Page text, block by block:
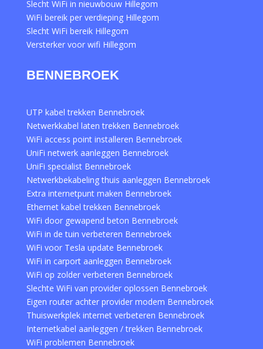
Slecht WiFi in nieuwbouw Hillegom
WiFi bereik per verdieping Hillegom
Slecht WiFi bereik Hillegom
Versterker voor wifi Hillegom
BENNEBROEK
UTP kabel trekken Bennebroek
Netwerkkabel laten trekken Bennebroek
WiFi access point installeren Bennebroek
UniFi netwerk aanleggen Bennebroek
UniFi specialist Bennebroek
Netwerkbekabeling thuis aanleggen Bennebroek
Extra internetpunt maken Bennebroek
Ethernet kabel trekken Bennebroek
WiFi door gewapend beton Bennebroek
WiFi in de tuin verbeteren Bennebroek
WiFi voor Tesla update Bennebroek
WiFi in carport aanleggen Bennebroek
WiFi op zolder verbeteren Bennebroek
Slechte WiFi van provider oplossen Bennebroek
Eigen router achter provider modem Bennebroek
Thuiswerkplek internet verbeteren Bennebroek
Internetkabel aanleggen / trekken Bennebroek
WiFi problemen Bennebroek